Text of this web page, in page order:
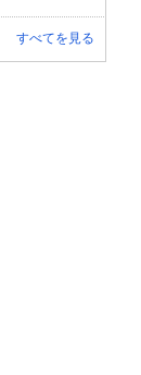
すべてを見る